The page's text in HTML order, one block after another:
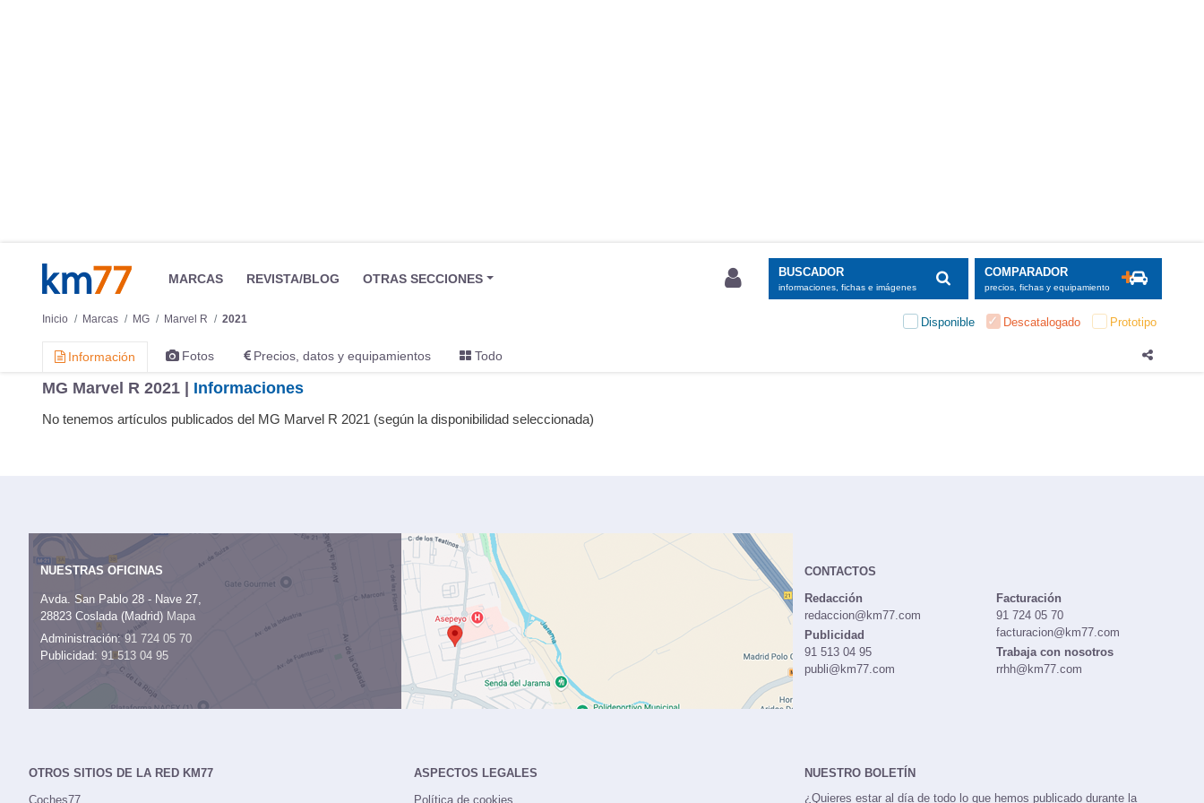
MARCAS REVISTA/BLOG OTRAS SECCIONES BUSCADOR
informaciones, fichas e imágenes
COMPARADOR
precios, fichas y equipamiento
Inicio Marcas MG Marvel R 2021 Disponible Descatalogado Prototipo
Información Fotos Precios, datos y equipamientos Todo
MG Marvel R 2021 | Informaciones
No tenemos artículos publicados del MG Marvel R 2021 (según la disponibilidad seleccionada)
NUESTRAS OFICINAS
Avda. San Pablo 28 - Nave 27,
28823 Coslada (Madrid) Mapa
Administración:91 724 05 70
Publicidad: 91 513 04 95
CONTACTOS
Redacción
redaccion@km77.com
Publicidad
91 513 04 95
publi@km77.com
Facturación
91 724 05 70
facturacion@km77.com
Trabaja con nosotros
rrhh@km77.com
OTROS SITIOS DE LA RED KM77
Coches77
ASPECTOS LEGALES
Política de cookies
NUESTRO BOLETÍN
¿Quieres estar al día de todo lo que hemos publicado durante la